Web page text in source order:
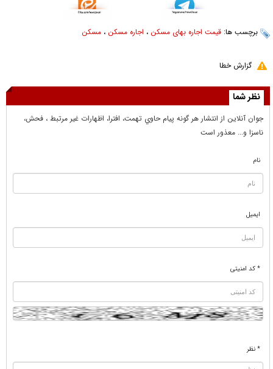
برچسب ها: قیمت اجاره بهای مسکن ، اجاره مسکن ، مسکن
گزارش خطا
نظر شما
جوان آنلاين از انتشار هر گونه پيام حاوي تهمت، افترا، اظهارات غير مرتبط ، فحش،
ناسزا و... معذور است
نام
ایمیل
* کد امنیتی
* نظر